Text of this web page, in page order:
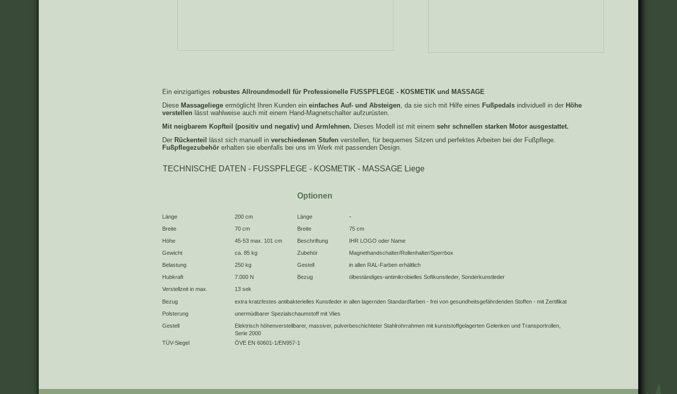
Ein einzigartiges robustes Allroundmodell für Professionelle FUSSPFLEGE - KOSMETIK und MASSAGE
Diese Massageliege ermöglicht Ihren Kunden ein einfaches Auf- und Absteigen, da sie sich mit Hilfe eines Fußpedals individuell in der Höhe
verstellen lässt wahlweise auch mit einem Hand-Magnetschalter aufzurüsten.
Mit neigbarem Kopfteil (positiv und negativ) und Armlehnen. Dieses Modell ist mit einem sehr schnellen starken Motor ausgestattet.
Der Rückenteil lässt sich manuell in verschiedenen Stufen verstellen, für bequemes Sitzen und perfektes Arbeiten bei der Fußpflege.
Fußpflegezubehör erhalten sie ebenfalls bei uns im Werk mit passenden Design.
TECHNISCHE DATEN - FUSSPFLEGE - KOSMETIK - MASSAGE Liege
Optionen
Länge 200 cm Länge -
Breite 70 cm Breite
75 cm
Höhe
45-53 max. 101 cm Beschriftung
IHR LOGO oder Name
Gewicht
ca. 85 kg Zubehör
Magnethandschalter/Rollenhalter/Sperrbox
Belastung
250 kg Gestell
in allen RAL-Farben erhältlich
Hubkraft
7.000 N Bezug
ölbeständiges-antimikrobielles Softkunstleder, Sonderkunstleder
Verstellzeit in max.
13 sek
Bezug
extra kratzfestes antibakterielles Kunstleder in allen lagernden Standardfarben - frei von gesundheitsgefährdenden Stoffen - mit Zertifikat
Polsterung
unermüdbarer Spezialschaumstoff mit Vlies
Gestell
Elektrisch höhenverstellbarer, massiver, pulverbeschichteter Stahlrohrrahmen mit kunststoffgelagerten Gelenken und Transportrollen,
Serie 2000
TÜV-Siegel
ÖVE EN 60601-1/EN957-1